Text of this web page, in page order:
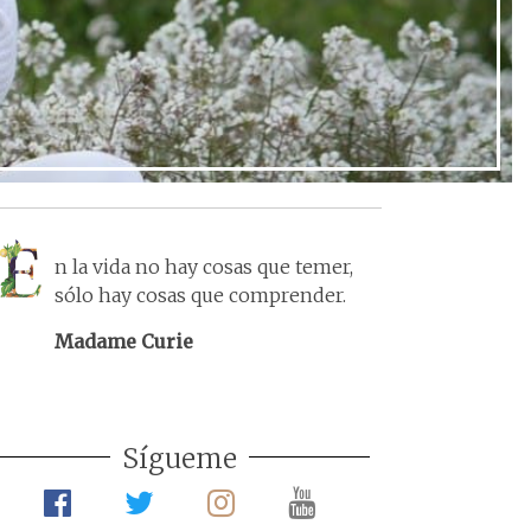
n la vida no hay cosas que temer,
sólo hay cosas que comprender.
Madame Curie
Sígueme